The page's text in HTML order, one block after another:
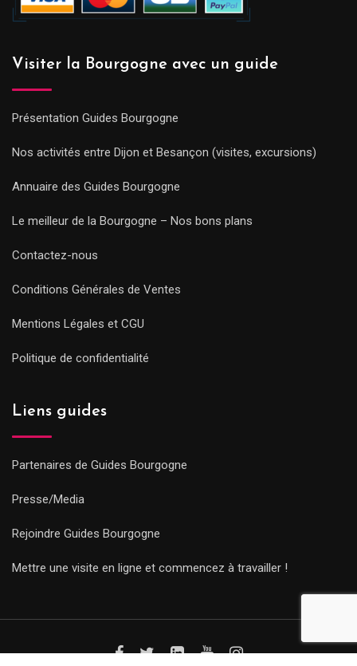
Visiter la Bourgogne avec un guide
Présentation Guides Bourgogne
Nos activités entre Dijon et Besançon (visites, excursions)
Annuaire des Guides Bourgogne
Le meilleur de la Bourgogne – Nos bons plans
Contactez-nous
Conditions Générales de Ventes
Mentions Légales et CGU
Politique de confidentialité
Liens guides
Partenaires de Guides Bourgogne
Presse/Media
Rejoindre Guides Bourgogne
Mettre une visite en ligne et commencez à travailler !